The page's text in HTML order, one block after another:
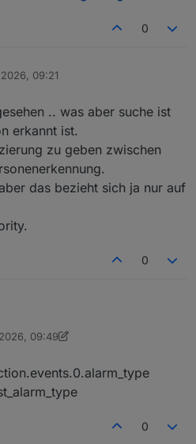
0
09:21
.. was aber suche ist
erkannt ist.
zu geben zwischen
das bezieht sich ja nur auf
0
person erkannt ist.
Personenerkennung.
.. aber das bezieht sich ja nur
09:49
4. Feb. 2026, 11:50
0